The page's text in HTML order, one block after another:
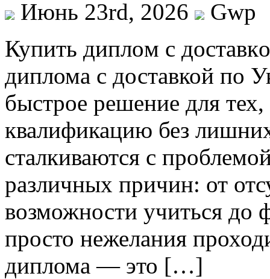
Июнь 23rd, 2026
Gwp
Купить диплoм с
диплома с доставкой по
быстрое решение для
квалификацию без
сталкиваются с
различных причин: от
возможности учиться до
просто нежелания
диплома — это […]